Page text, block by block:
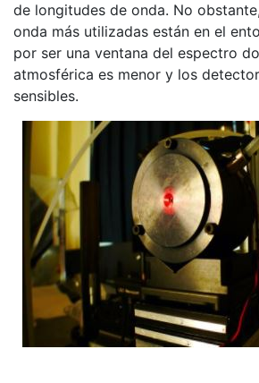
de longitudes de onda. No
onda más utilizadas están en el
por ser una ventana del espectro
atmosférica es menor y los
sensibles.